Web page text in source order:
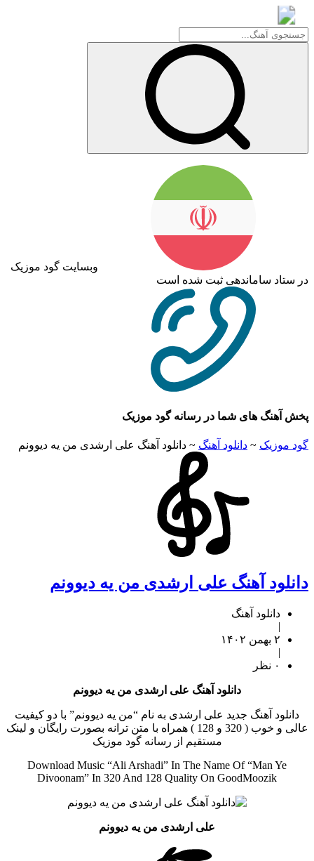
وبسایت گود موزیک
در ستاد ساماندهی ثبت شده است
پخش آهنگ های شما در رسانه گود موزیک
گود موزیک ~ دانلود آهنگ ~ دانلود آهنگ علی ارشدی من یه دیوونم
دانلود آهنگ علی ارشدی من یه دیوونم
دانلود آهنگ
|
۲ بهمن ۱۴۰۲
|
۰ نظر
دانلود آهنگ علی ارشدی من یه دیوونم
دانلود آهنگ جدید علی ارشدی به نام “من یه دیوونم” با دو کیفیت
عالی و خوب ( 320 و 128 ) همراه با متن ترانه بصورت رایگان و لینک
مستقیم از رسانه گود موزیک
Download Music “Ali Arshadi” In The Name Of “Man Ye
Divoonam” In 320 And 128 Quality On GoodMoozik
علی ارشدی من یه دیوونم